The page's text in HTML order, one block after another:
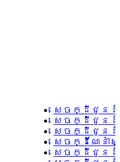
សេចក្ដីជូនដំ
សេចក្ដីជូន
សេចក្ដីជូន
សេចក្ដីណែន
សេចក្ដីជូន